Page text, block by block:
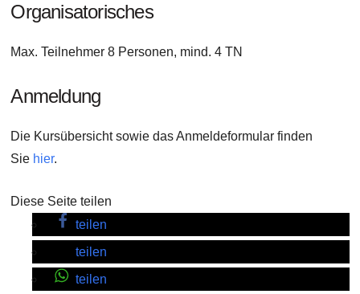
Organisatorisches
Max. Teilnehmer 8 Personen, mind. 4 TN
Anmeldung
Die Kursübersicht sowie das Anmeldeformular finden
Sie hier.
Diese Seite teilen
teilen
teilen
teilen